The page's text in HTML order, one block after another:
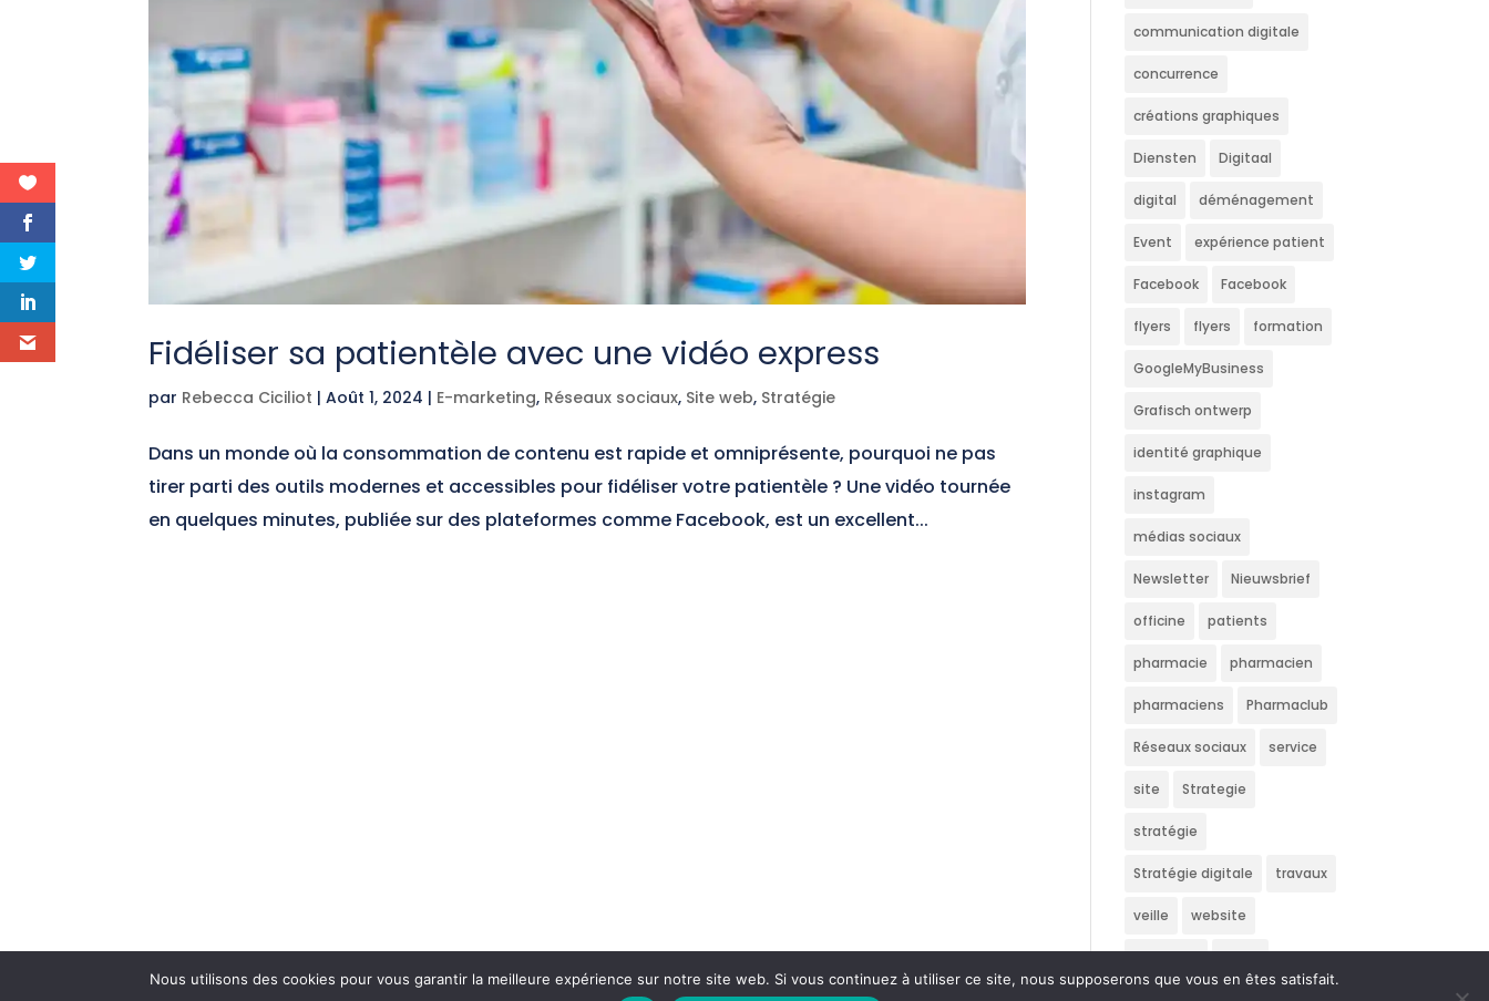
Fidéliser sa patientèle avec une vidéo express
par Rebecca Ciciliot |Août 1, 2024 | E-marketing, Réseaux sociaux, Site web, Stratégie
Dans un monde où la consommation de contenu est rapide et omniprésente, pourquoi ne pas
tirer parti des outils modernes et accessibles pour fidéliser votre patientèle ? Une vidéo tournée
en quelques minutes, publiée sur des plateformes comme Facebook, est un excellent...
communication digitale
concurrence
créations graphiques
Diensten Digitaal
digital déménagement
Event expérience patient
Facebook Facebook
flyers flyers formation
GoogleMyBusiness
Grafisch ontwerp
identité graphique
instagram
médias sociaux
Newsletter Nieuwsbrief
officine patients
pharmacie pharmacien
pharmaciens Pharmaclub
Réseaux sociaux service
site Strategie
stratégie
Stratégie digitale travaux
veille website
Wedstrijd écran
Nous utilisons des cookies pour vous garantir la meilleure expérience sur notre site web. Si vous continuez à utiliser ce site, nous supposerons que vous en êtes satisfait.